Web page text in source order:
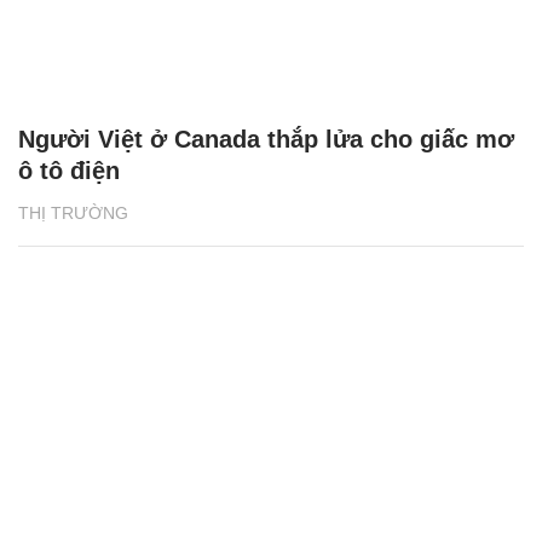
THỊ TRƯỜNG
Người Việt ở Canada thắp lửa cho giấc mơ
ô tô điện